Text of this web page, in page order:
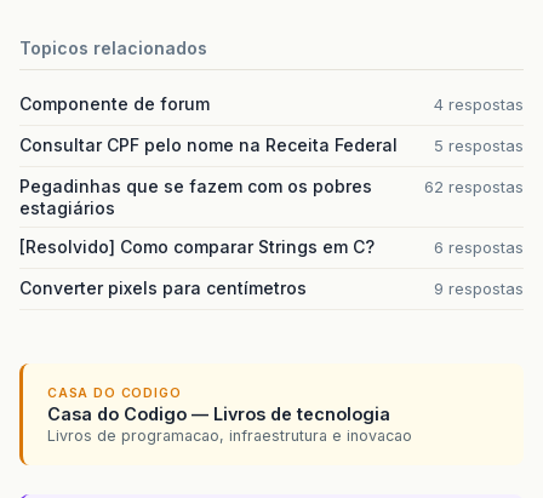
Topicos relacionados
Componente de forum 4 respostas
Consultar CPF pelo nome na Receita Federal 5 respostas
Pegadinhas que se fazem com os pobres
estagiários
62 respostas
[Resolvido] Como comparar Strings em C? 6 respostas
Converter pixels para centímetros 9 respostas
CASA DO CODIGO
Casa do Codigo — Livros de tecnologia
Livros de programacao, infraestrutura e inovacao